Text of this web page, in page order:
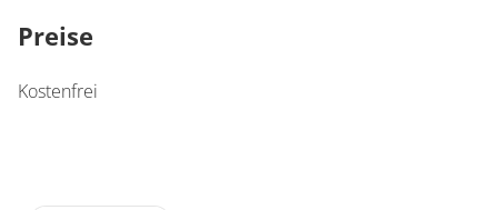
Preise
Kostenfrei